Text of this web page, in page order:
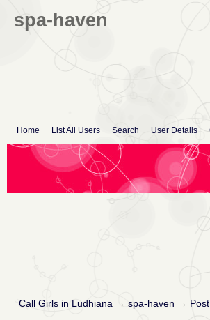
spa-haven
Home List All Users Search User Details
Call Girls in Ludhiana → spa-haven →